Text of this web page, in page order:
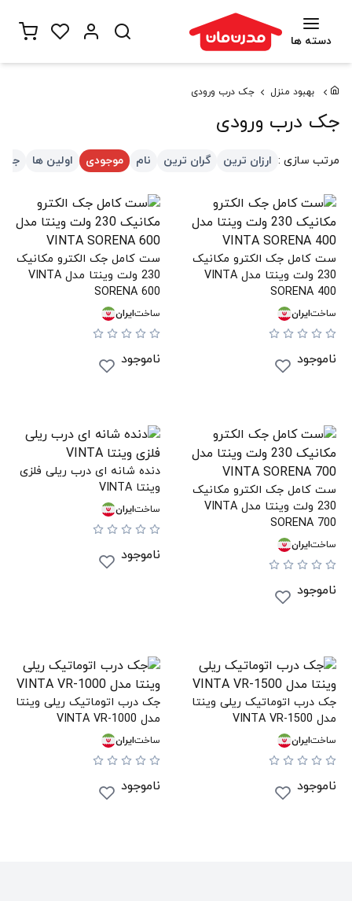
دسته ها
بهبود منزل جک درب ورودی
جک درب ورودی
مرتب سازی : ارزان ترین گران ترین نام موجودی اولین ها
ست کامل جک الکترو مکانیک
230 ولت وینتا مدل VINTA
SORENA 400
ساختایران
ناموجود
ست کامل جک الکترو مکانیک
230 ولت وینتا مدل VINTA
SORENA 600
ساختایران
ناموجود
ست کامل جک الکترو مکانیک
230 ولت وینتا مدل VINTA
SORENA 700
ساختایران
ناموجود
دنده شانه ای درب ریلی فلزی
وینتا VINTA
ساختایران
ناموجود
جک درب اتوماتیک ریلی وینتا
مدل VINTA VR-1500
ساختایران
ناموجود
جک درب اتوماتیک ریلی وینتا
مدل VINTA VR-1000
ساختایران
ناموجود